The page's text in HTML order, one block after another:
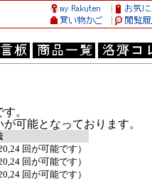
。
可能となっております。
回が可能です）
回が可能です）
回が可能です）